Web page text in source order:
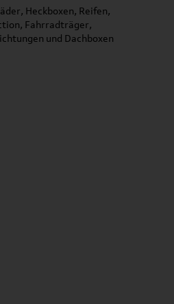
Heckboxen, Reifen,
Fahrradträger,
und Dachboxen